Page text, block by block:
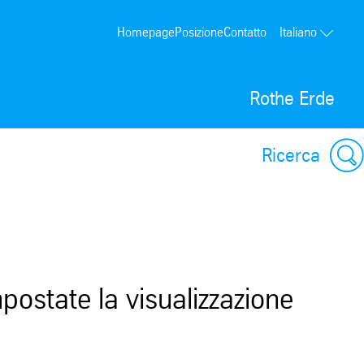
Rothe Erde
HomepagePosizioneContatto Italiano
Ricerca
la visualizzazione